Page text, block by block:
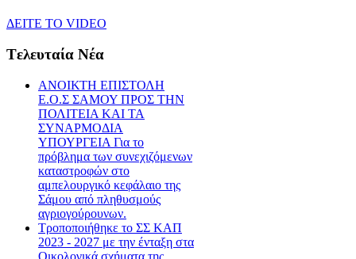
ΔEITE TO VIDEO
Tελευταία Nέα
ΑΝΟΙΚΤΗ ΕΠΙΣΤΟΛΗ
Ε.Ο.Σ ΣΑΜΟΥ ΠΡΟΣ ΤΗΝ
ΠΟΛΙΤΕΙΑ ΚΑΙ ΤΑ
ΣΥΝΑΡΜΟΔΙΑ
ΥΠΟΥΡΓΕΙΑ Για το
πρόβλημα των συνεχιζόμενων
καταστροφών στο
αμπελουργικό κεφάλαιο της
Σάμου από πληθυσμούς
αγριογούρουνων.
Τροποποιήθηκε το ΣΣ ΚΑΠ
2023 - 2027 με την ένταξη στα
Οικολογικά σχήματα της